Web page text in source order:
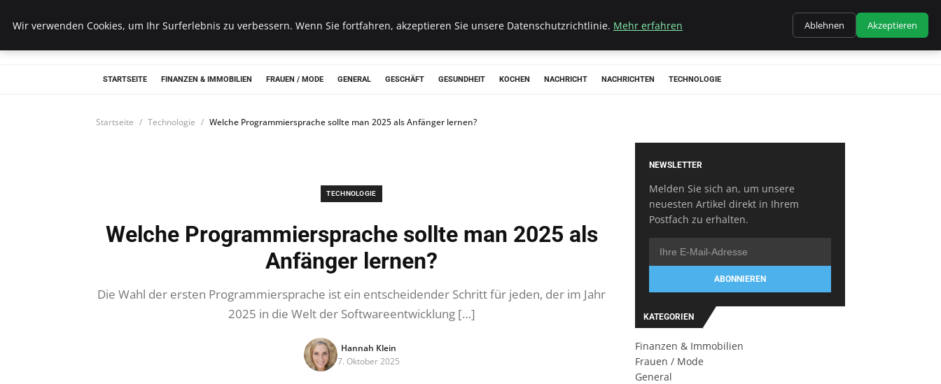
Wk Institut
STARTSEITE FINANZEN & IMMOBILIEN FRAUEN / MODE GENERAL GESCHÄFT GESUNDHEIT KOCHEN NACHRICHT NACHRICHTEN TECHNOLOGIE
Startseite Technologie Welche Programmiersprache sollte man 2025 als Anfänger lernen?
TECHNOLOGIE
Welche Programmiersprache sollte man 2025 als
Anfänger lernen?
Die Wahl der ersten Programmiersprache ist ein entscheidender Schritt für jeden, der im Jahr
2025 in die Welt der Softwareentwicklung […]
Hannah Klein
7. Oktober 2025
NEWSLETTER
Melden Sie sich an, um unsere
neuesten Artikel direkt in Ihrem
Postfach zu erhalten.
ABONNIEREN
KATEGORIEN
Finanzen & Immobilien
Frauen / Mode
General
Wir verwenden Cookies, um Ihr Surferlebnis zu verbessern. Wenn Sie fortfahren, akzeptieren Sie unsere Datenschutzrichtlinie. Mehr erfahren Ablehnen Akzeptieren